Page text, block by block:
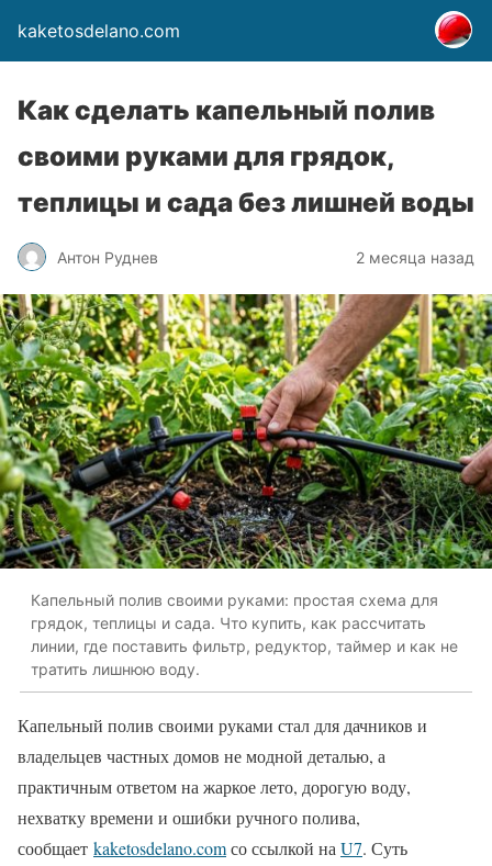
kaketosdelano.com
Как сделать капельный полив
своими руками для грядок,
теплицы и сада без лишней воды
Антон Руднев 2 месяца назад
Капельный полив своими руками: простая схема для
грядок, теплицы и сада. Что купить, как рассчитать
линии, где поставить фильтр, редуктор, таймер и как не
тратить лишнюю воду.
Капельный полив своими руками стал для дачников и
владельцев частных домов не модной деталью, а
практичным ответом на жаркое лето, дорогую воду,
нехватку времени и ошибки ручного полива,
сообщает kaketosdelano.comсо ссылкой на U7. Суть